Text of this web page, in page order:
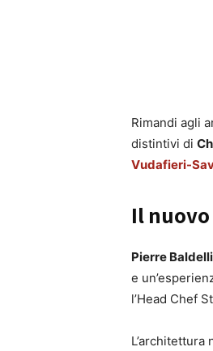
Rimandi agli
distintivi di
Vudafieri-
Il
Pierre Baldelli
e
l’Head Chef
L’architettura